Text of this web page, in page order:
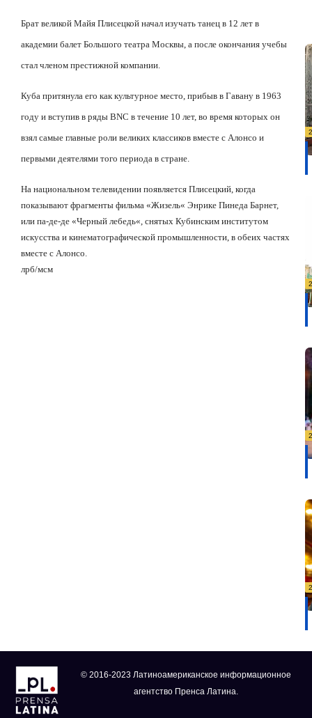
Брат великой Майя Плисецкой начал изучать танец в 12 лет в
академии балет Большого театра Москвы, а после окончания учебы
стал членом престижной компании.
Куба притянула его как культурное место, прибыв в Гавану в 1963
году и вступив в ряды BNC в течение 10 лет, во время которых он
взял самые главные роли великих классиков вместе с Алонсо и
первыми деятелями того периода в стране.
На национальном телевидении появляется Плисецкий, когда
показывают фрагменты фильма «Жизель« Энрике Пинеда Барнет,
или па-де-де «Черный лебедь«, снятых Кубинским институтом
искусства и кинематографической промышленности, в обеих частях
вместе с Алонсо.
лрб/мсм
© 2016-2023 Латиноамериканское информационное
агентство Пренса Латина.